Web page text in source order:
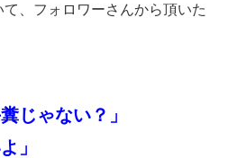
、フォロワーさんから頂いた
じゃない？」
」